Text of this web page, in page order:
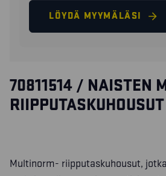
LÖYDÄ MYYMÄLÄSI
70811514 / NAISTEN
RIIPPUTASKUHOUSUT
Multinorm- riipputaskuhousut,